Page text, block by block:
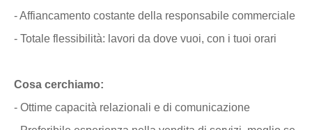
- Affiancamento costante della responsabile commerciale
- Totale flessibilità: lavori da dove vuoi, con i tuoi orari
Cosa cerchiamo:
- Ottime capacità relazionali e di comunicazione